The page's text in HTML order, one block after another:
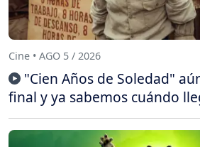
Cine • AGO 5 / 2026
"Cien Años de Soledad"
final y ya sabemos cuándo